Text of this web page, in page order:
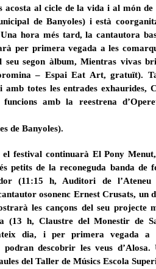
acosta al cicle de la vida i al món de
de Banyoles) i està
hora més tard, la cantautora
per primera vegada a les
seu segon àlbum, Mientras vivas
– Espai Eat Art, gratuït).
amb totes les entrades exhaurides,
amb la reestrena
de Banyoles).
festival continuarà El Pony
petits de lareconeguda banda de
(11:15 h, Auditori de l’Ateneu
osonenc Ernest Crusats, un
les cançons del seu projecte
(13 h, Claustre del Monestir de
dia, i per primera vegada a
podran descobrir les veus d’Alosa.
del Taller de Músics Escola